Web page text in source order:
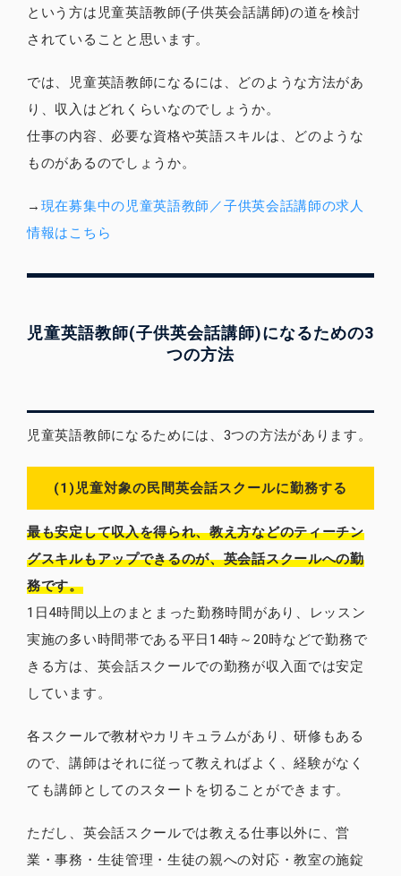
という方は児童英語教師(子供英会話講師)の道を検討
されていることと思います。
では、児童英語教師になるには、どのような方法があ
り、収入はどれくらいなのでしょうか。
仕事の内容、必要な資格や英語スキルは、どのような
ものがあるのでしょうか。
→ 現在募集中の児童英語教師／子供英会話講師の求人
情報はこちら
児童英語教師(子供英会話講師)になるための3
つの方法
児童英語教師になるためには、3つの方法があります。
(1)児童対象の民間英会話スクールに勤務する
最も安定して収入を得られ、教え方などのティーチン
グスキルもアップできるのが、英会話スクールへの勤
務です。
1日4時間以上のまとまった勤務時間があり、レッスン
実施の多い時間帯である平日14時～20時などで勤務で
きる方は、英会話スクールでの勤務が収入面では安定
しています。
各スクールで教材やカリキュラムがあり、研修もある
ので、講師はそれに従って教えればよく、経験がなく
ても講師としてのスタートを切ることができます。
ただし、英会話スクールでは教える仕事以外に、営
業・事務・生徒管理・生徒の親への対応・教室の施錠